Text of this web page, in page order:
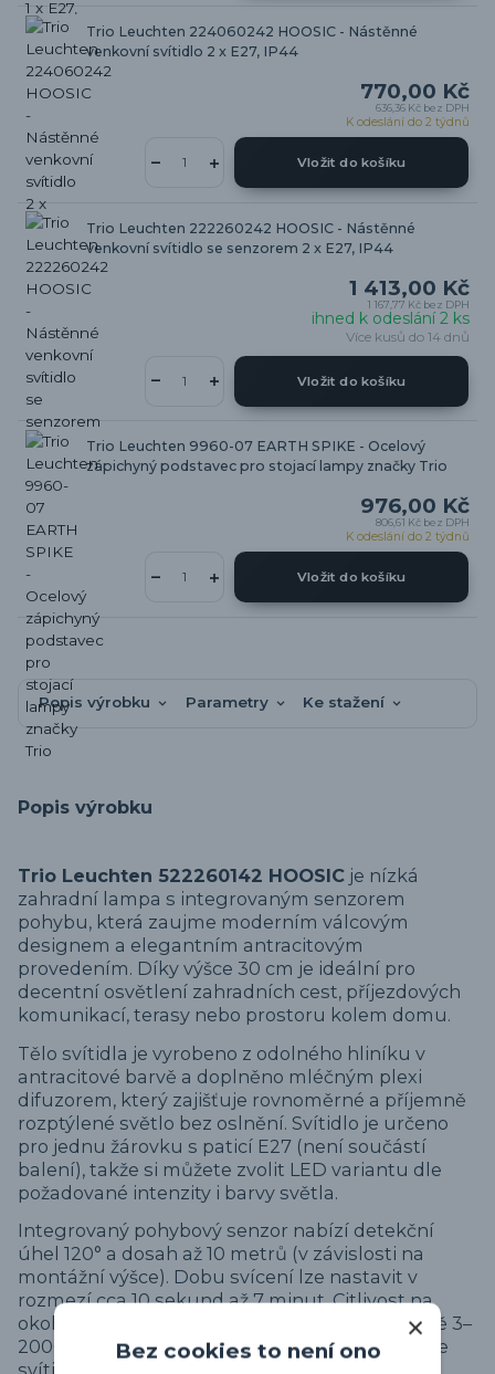
Trio Leuchten 224060242 HOOSIC - Nástěnné
venkovní svítidlo 2 x E27, IP44
770,00 Kč
636,36 Kč bez DPH
K odeslání do 2 týdnů
Vložit do košíku
Trio Leuchten 222260242 HOOSIC - Nástěnné
venkovní svítidlo se senzorem 2 x E27, IP44
1 413,00 Kč
1 167,77 Kč bez DPH
ihned k odeslání 2 ks
Více kusů do 14 dnů
Vložit do košíku
Trio Leuchten 9960-07 EARTH SPIKE - Ocelový
zápichyný podstavec pro stojací lampy značky Trio
976,00 Kč
806,61 Kč bez DPH
K odeslání do 2 týdnů
Vložit do košíku
Popis výrobku Parametry Ke stažení
Popis výrobku
Trio Leuchten 522260142 HOOSIC je nízká
zahradní lampa s integrovaným senzorem
pohybu, která zaujme moderním válcovým
designem a elegantním antracitovým
provedením. Díky výšce 30 cm je ideální pro
decentní osvětlení zahradních cest, příjezdových
komunikací, terasy nebo prostoru kolem domu.
Tělo svítidla je vyrobeno z odolného hliníku v
antracitové barvě a doplněno mléčným plexi
difuzorem, který zajišťuje rovnoměrné a příjemně
rozptýlené světlo bez oslnění. Svítidlo je určeno
pro jednu žárovku s paticí E27 (není součástí
balení), takže si můžete zvolit LED variantu dle
požadované intenzity i barvy světla.
Integrovaný pohybový senzor nabízí detekční
úhel 120° a dosah až 10 metrů (v závislosti na
montážní výšce). Dobu svícení lze nastavit v
rozmezí cca 10 sekund až 7 minut. Citlivost na
okolní světlo je nastavitelná v rozsahu přibližně 3–
2000 luxů, takže si určíte, při jaké úrovni tmy se
Bez cookies to není ono